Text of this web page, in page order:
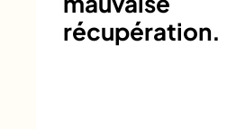
récupération.